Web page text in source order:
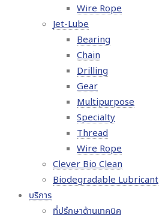
Wire Rope
Jet-Lube
Bearing
Chain
Drilling
Gear
Multipurpose
Specialty
Thread
Wire Rope
Clever Bio Clean
Biodegradable Lubricant
บริการ
ที่ปรึกษาด้านเทคนิค